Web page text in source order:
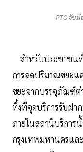
PTG จับมื
สำหรับประชาชน
การลดปริมาณขยะแ
ขยะจากบรรจุภัณฑ์ต่
ทิ้งที่จุดบริการรับฝาก
ภายในสถานีบริการ
กรุงเทพมหานครแ